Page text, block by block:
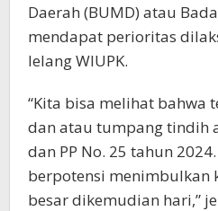
Daerah (BUMD) atau
mendapat perioritas
lelang WIUPK.
“Kita bisa melihat bahwa
dan atau tumpang tindih
dan PP No. 25 tahun
berpotensi menimbulkan
besar dikemudian hari,”